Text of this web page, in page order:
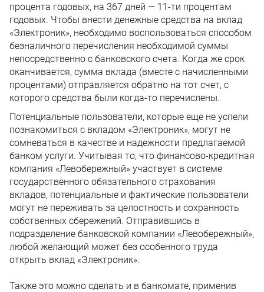
процента годовых, на 367 дней — 11-ти процентам
годовых. Чтобы внести денежные средства на вклад
«Электроник», необходимо воспользоваться способом
безналичного перечисления необходимой суммы
непосредственно с банковского счета. Когда же срок
оканчивается, сумма вклада (вместе с начисленными
процентами) отправляется обратно на тот счет, с
которого средства были когда-то перечислены.
Потенциальные пользователи, которые еще не успели
познакомиться с вкладом «Электроник», могут не
сомневаться в качестве и надежности предлагаемой
банком услуги. Учитывая то, что финансово-кредитная
компания «Левобережный» участвует в системе
государственного обязательного страхования
вкладов, потенциальные и фактические пользователи
могут не переживать за целостность и сохранность
собственных сбережений. Отправившись в
подразделение банковской компании «Левобережный»,
любой желающий может без особенного труда
открыть вклад «Электроник».
Также это можно сделать и в банкомате, применив